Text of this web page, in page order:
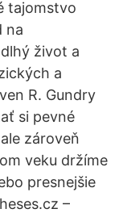
tajomstvo
na
život a
a
R. Gundry
si pevné
zároveň
veku držíme
presnejšie
–